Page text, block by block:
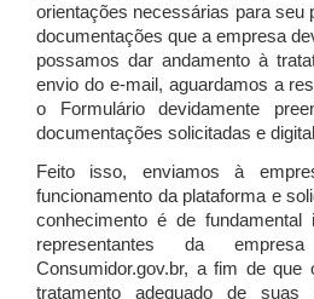
orientações necessárias para seu
documentações que a empresa
possamos dar andamento à
envio do e-mail, aguardamos a
o Formulário devidamente
documentações solicitadas e
Feito isso, enviamos à
funcionamento da plataforma e
conhecimento é de
representantes da
Consumidor.gov.br, a fim de que
tratamento adequado de